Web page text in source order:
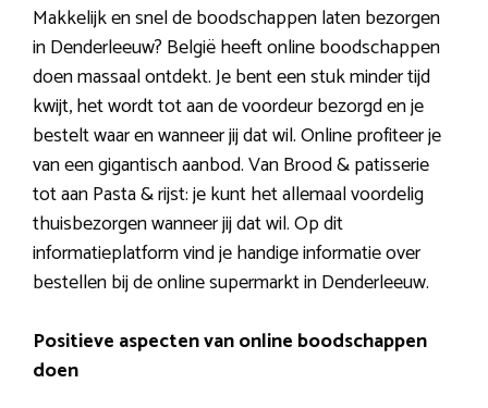
Makkelijk en snel de boodschappen laten bezorgen
in Denderleeuw? België heeft online boodschappen
doen massaal ontdekt. Je bent een stuk minder tijd
kwijt, het wordt tot aan de voordeur bezorgd en je
bestelt waar en wanneer jij dat wil. Online profiteer je
van een gigantisch aanbod. Van Brood & patisserie
tot aan Pasta & rijst: je kunt het allemaal voordelig
thuisbezorgen wanneer jij dat wil. Op dit
informatieplatform vind je handige informatie over
bestellen bij de online supermarkt in Denderleeuw.
Positieve aspecten van online boodschappen
doen